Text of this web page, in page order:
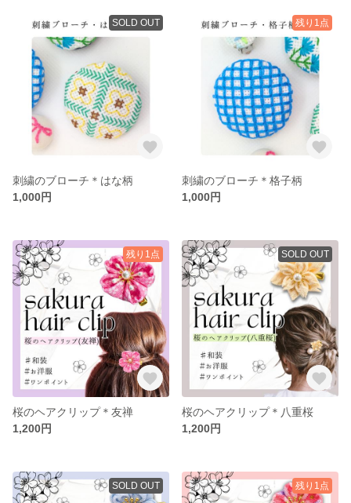
SOLD OUT
刺繍のブローチ＊はな柄
1,000円
残り1点
刺繍のブローチ＊格子柄
1,000円
残り1点
桜のヘアクリップ＊友禅
1,200円
SOLD OUT
桜のヘアクリップ＊八重桜
1,200円
SOLD OUT 残り1点